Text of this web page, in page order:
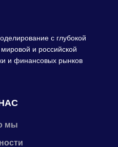
с глубокой
и российской
и финансовых рынков
мы